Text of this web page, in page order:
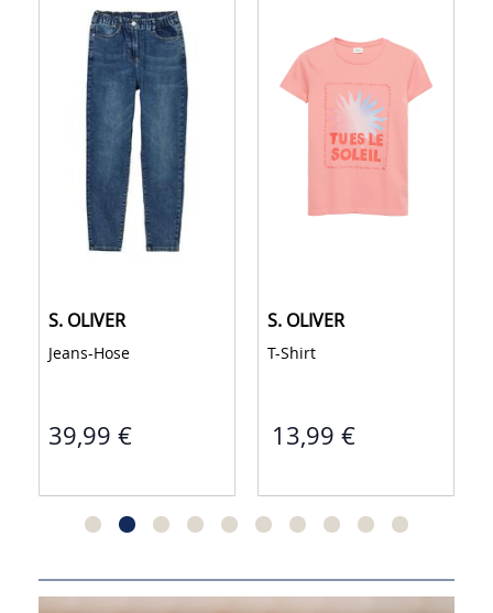
S. OLIVER
T-Shirt
13,99 €
S. OLIVER
Sweatshirt Jacke
35,99 €